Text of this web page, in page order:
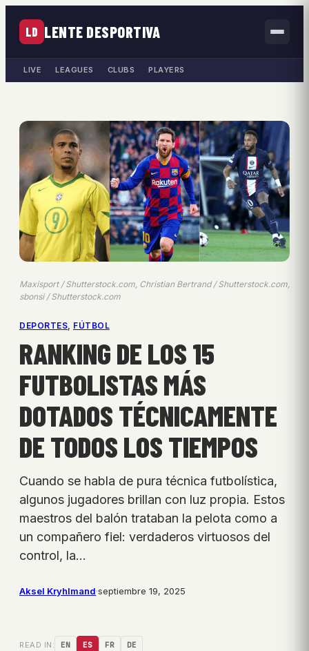
LD LENTE DESPORTIVA
LIVE LEAGUES CLUBS PLAYERS
Maxisport / Shutterstock.com, Christian Bertrand / Shutterstock.com,
sbonsi / Shutterstock.com
DEPORTES, FÚTBOL
RANKING DE LOS 15
FUTBOLISTAS MÁS
DOTADOS TÉCNICAMENTE
DE TODOS LOS TIEMPOS
Cuando se habla de pura técnica futbolística,
algunos jugadores brillan con luz propia. Estos
maestros del balón trataban la pelota como a
un compañero fiel: verdaderos virtuosos del
control, la…
Aksel Kryhlmand·septiembre 19, 2025
READ IN: EN ES FR DE